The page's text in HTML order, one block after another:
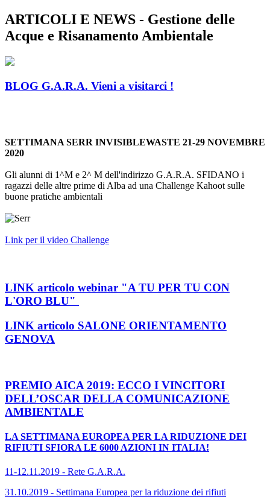
ARTICOLI E NEWS - Gestione delle
Acque e Risanamento Ambientale
BLOG G.A.R.A. Vieni a visitarci !
SETTIMANA SERR INVISIBLEWASTE 21-29 NOVEMBRE
2020
Gli alunni di 1^M e 2^ M dell'indirizzo G.A.R.A. SFIDANO i
ragazzi delle altre prime di Alba ad una Challenge Kahoot sulle
buone pratiche ambientali
Link per il video Challenge
LINK articolo webinar "A TU PER TU CON
L'ORO BLU"
LINK articolo SALONE ORIENTAMENTO
GENOVA
PREMIO AICA 2019: ECCO I VINCITORI
DELL’OSCAR DELLA COMUNICAZIONE
AMBIENTALE
LA SETTIMANA EUROPEA PER LA RIDUZIONE DEI
RIFIUTI SFIORA LE 6000 AZIONI IN ITALIA!
11-12.11.2019 - Rete G.A.R.A.
31.10.2019 - Settimana Europea per la riduzione dei rifiuti